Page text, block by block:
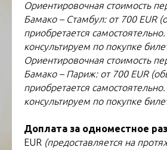
Ориентировочная стоимость
Бамако – Стамбул: от 700 EUR
приобретается
консультируем по покупке
Ориентировочная стоимость
Бамако – Париж: от 700 EUR
приобретается
консультируем по покупке
Доплата за одноместное
EUR (предоставляется на